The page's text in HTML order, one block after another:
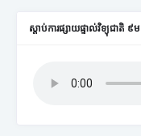
ស្តាប់ការផ្សាយផ្ទាល់វិទ្យុជាតិ ៩